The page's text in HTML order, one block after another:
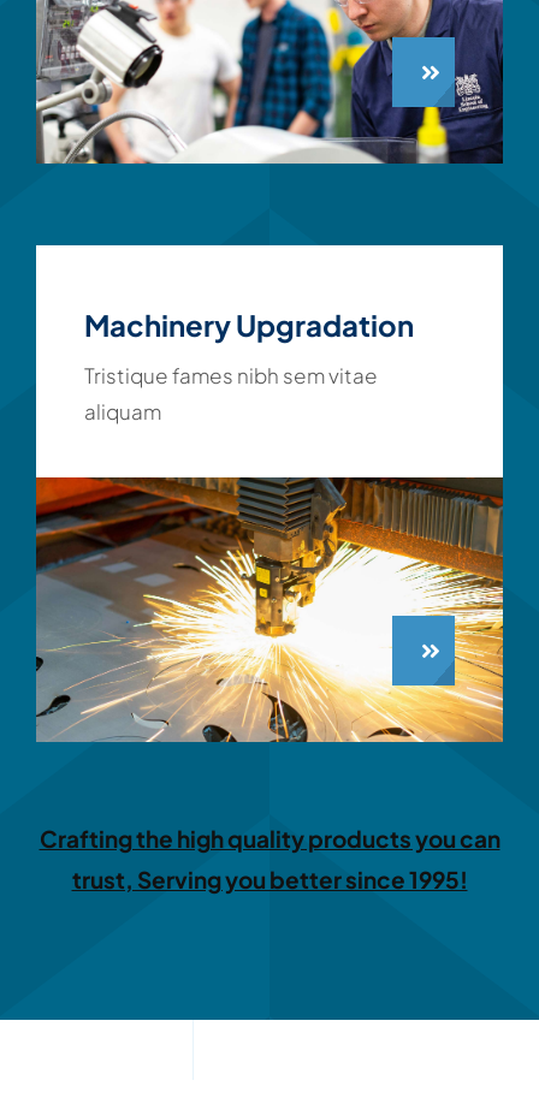
Machinery Upgradation
Tristique fames nibh sem vitae
aliquam
Crafting the high quality products you can
trust, Serving you better since 1995!